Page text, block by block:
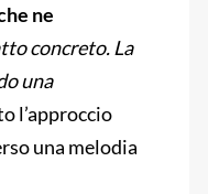
ne
concreto. La
una
l’approccio
una melodia